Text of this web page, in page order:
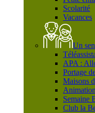
Scolarité
Vacances
Un
APA :
Portage
Maisons
Semaine
Club la